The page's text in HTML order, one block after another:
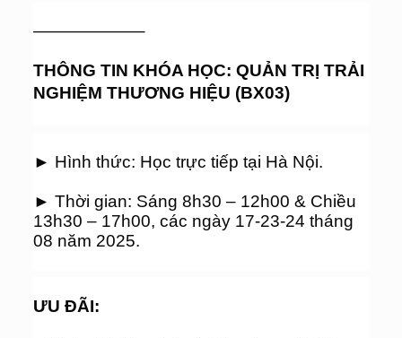
——————–
THÔNG TIN KHÓA HỌC: QUẢN TRỊ TRẢI
NGHIỆM THƯƠNG HIỆU (BX03)
► Hình thức: Học trực tiếp tại Hà Nội.
► Thời gian: Sáng 8h30 – 12h00 & Chiều
13h30 – 17h00, các ngày 17-23-24 tháng
08 năm 2025.
ƯU ĐÃI: